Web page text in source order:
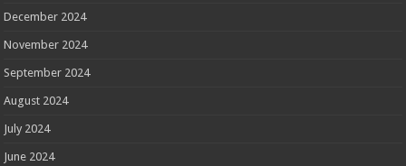
December 2024
November 2024
September 2024
August 2024
July 2024
June 2024